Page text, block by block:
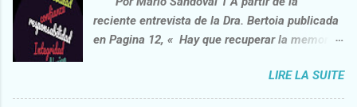
reciente entrevista de la Dra. Bertoia publicada
en Pagina 12, « Hay que recuperar la memoria
https://www.pagina12.com.ar/2026/02/06/danie
l-feierstein-hay-que-recuperar-la-memoria-de-
LIRE LA SUITE